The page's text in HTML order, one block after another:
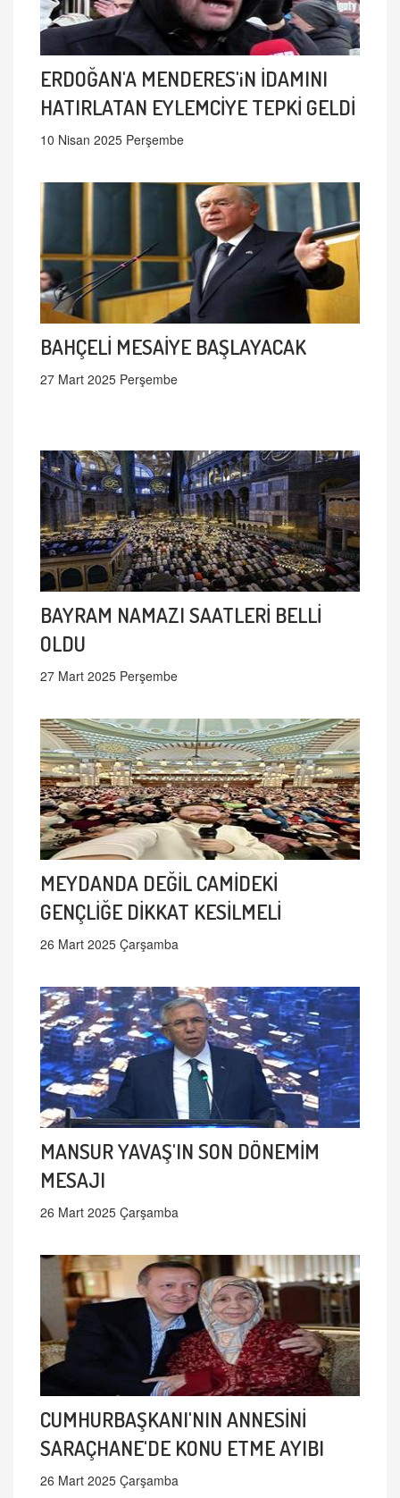
ERDOĞAN'A MENDERES'iN İDAMINI
HATIRLATAN EYLEMCİYE TEPKİ GELDİ
10 Nisan 2025 Perşembe
BAHÇELİ MESAİYE BAŞLAYACAK
27 Mart 2025 Perşembe
BAYRAM NAMAZI SAATLERİ BELLİ
OLDU
27 Mart 2025 Perşembe
MEYDANDA DEĞİL CAMİDEKİ
GENÇLİĞE DİKKAT KESİLMELİ
26 Mart 2025 Çarşamba
MANSUR YAVAŞ'IN SON DÖNEMİM
MESAJI
26 Mart 2025 Çarşamba
CUMHURBAŞKANI'NIN ANNESİNİ
SARAÇHANE'DE KONU ETME AYIBI
26 Mart 2025 Çarşamba